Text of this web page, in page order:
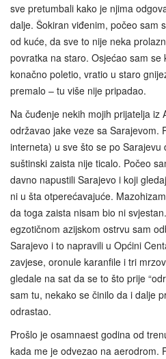
sve pretumbali kako je njima
dalje. Šokiran viđenim, počeo sam
od kuće, da sve to nije neka
povratka na staro. Osjećao sam
konačno poletio, vratio u staro
premalo – tu više nije pripadao.
Na čuđenje nekih mojih prijatelja iz
održavao jake veze sa Sarajevom.
interneta) u sve što se po Sarajevu
suštinski zaista nije ticalo. Počeo
davno napustili Sarajevo i koji
ni u šta otperećavajuće.
da toga zaista nisam bio ni
egzotičnom azijskom ostrvu sam
Sarajevo i to napravili u Općini
zavjese, oronule karanfile i tri
gledale na sat da se to što prije
sam tu, nekako se činilo da i dalje
odrastao.
Prošlo je osamnaest godina od
kada me je odvezao na aerodrom.